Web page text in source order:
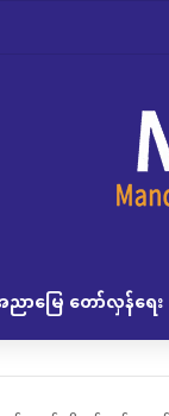
ာမြေ တော်လှန်ရေး